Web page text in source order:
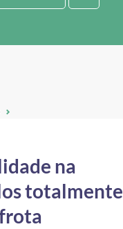
na
totalmente